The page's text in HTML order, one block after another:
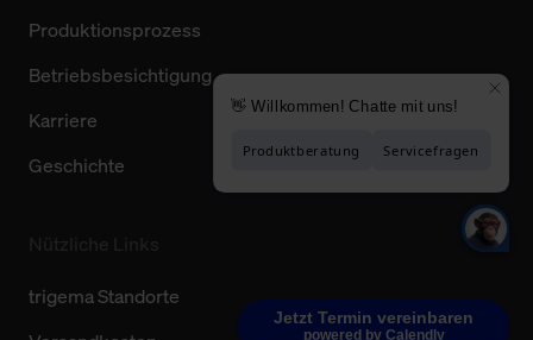
Jetzt Termin vereinbaren
powered by Calendly
Produktionsprozess
Betriebsbesichtigung
Karriere
Geschichte
trigema Standorte